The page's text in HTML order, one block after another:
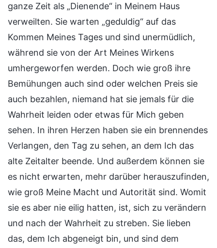
ganze Zeit als „Dienende“ in Meinem Haus
verweilten. Sie warten „geduldig“ auf das
Kommen Meines Tages und sind unermüdlich,
während sie von der Art Meines Wirkens
umhergeworfen werden. Doch wie groß ihre
Bemühungen auch sind oder welchen Preis sie
auch bezahlen, niemand hat sie jemals für die
Wahrheit leiden oder etwas für Mich geben
sehen. In ihren Herzen haben sie ein brennendes
Verlangen, den Tag zu sehen, an dem Ich das
alte Zeitalter beende. Und außerdem können sie
es nicht erwarten, mehr darüber herauszufinden,
wie groß Meine Macht und Autorität sind. Womit
sie es aber nie eilig hatten, ist, sich zu verändern
und nach der Wahrheit zu streben. Sie lieben
das, dem Ich abgeneigt bin, und sind dem